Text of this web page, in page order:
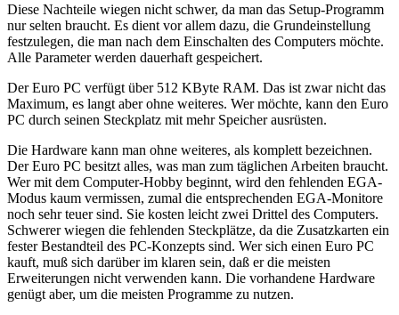
Diese Nachteile wiegen nicht schwer, da man das Setup-Programm
nur selten braucht. Es dient vor allem dazu, die Grundeinstellung
festzulegen, die man nach dem Einschalten des Computers möchte.
Alle Parameter werden dauerhaft gespeichert.
Der Euro PC verfügt über 512 KByte RAM. Das ist zwar nicht das
Maximum, es langt aber ohne weiteres. Wer möchte, kann den Euro
PC durch seinen Steckplatz mit mehr Speicher ausrüsten.
Die Hardware kann man ohne weiteres, als komplett bezeichnen.
Der Euro PC besitzt alles, was man zum täglichen Arbeiten braucht.
Wer mit dem Computer-Hobby beginnt, wird den fehlenden EGA-
Modus kaum vermissen, zumal die entsprechenden EGA-Monitore
noch sehr teuer sind. Sie kosten leicht zwei Drittel des Computers.
Schwerer wiegen die fehlenden Steckplätze, da die Zusatzkarten ein
fester Bestandteil des PC-Konzepts sind. Wer sich einen Euro PC
kauft, muß sich darüber im klaren sein, daß er die meisten
Erweiterungen nicht verwenden kann. Die vorhandene Hardware
genügt aber, um die meisten Programme zu nutzen.